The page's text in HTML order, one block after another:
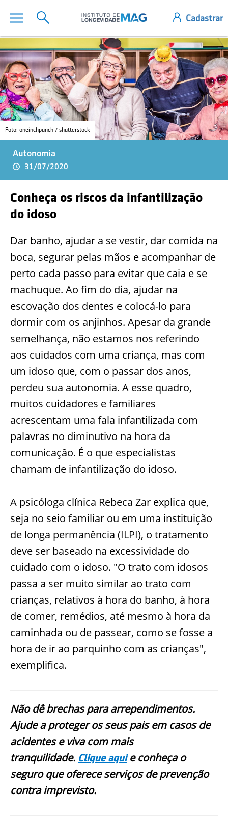
Foto: oneinchpunch / shutterstock
Autonomia
31/07/2020
Conheça os riscos da infantilização
do idoso
Dar banho, ajudar a se vestir, dar comida na
boca, segurar pelas mãos e acompanhar de
perto cada passo para evitar que caia e se
machuque. Ao fim do dia, ajudar na
escovação dos dentes e colocá-lo para
dormir com os anjinhos. Apesar da grande
semelhança, não estamos nos referindo
aos cuidados com uma criança, mas com
um idoso que, com o passar dos anos,
perdeu sua autonomia. A esse quadro,
muitos cuidadores e familiares
acrescentam uma fala infantilizada com
palavras no diminutivo na hora da
comunicação. É o que especialistas
chamam de infantilização do idoso.
A psicóloga clínica Rebeca Zar explica que,
seja no seio familiar ou em uma instituição
de longa permanência (ILPI), o tratamento
deve ser baseado na excessividade do
cuidado com o idoso. "O trato com idosos
passa a ser muito similar ao trato com
crianças, relativos à hora do banho, à hora
de comer, remédios, até mesmo à hora da
caminhada ou de passear, como se fosse a
hora de ir ao parquinho com as crianças",
exemplifica.
Não dê brechas para arrependimentos.
Ajude a proteger os seus pais em casos de
acidentes e viva com mais
tranquilidade. Clique aquie conheça o
seguro que oferece serviços de prevenção
contra imprevisto.